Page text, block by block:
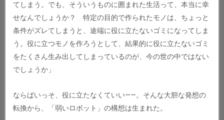
てしまう。でも、そういうものに囲まれた生活って、本当に幸
せなんでしょうか？ 特定の目的で作られたモノは、ちょっと
条件がズレてしまうと、途端に役に立たないゴミになってしま
う。役に立つモノを作ろうとして、結果的に役に立たないゴミ
をたくさん生み出してしまっているのが、今の世の中ではない
でしょうか」
ならばいっそ、役に立たなくていい——。そんな大胆な発想の
転換から、「弱いロボット」の構想は生まれた。